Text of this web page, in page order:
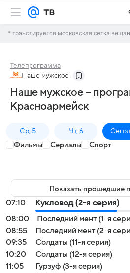
* транслируется московская сетка
Телепрограмма
Наше мужское
Наше мужское –
Красноармейск
Ср, 5 Чт, 6
Фильмы Сериалы Спорт
Показать прошедшие
07:10
Кукловод (2-я серия)
08:00
Последний мент (1-я
08:55
Последний мент (2-я
09:35
Солдаты (11-я серия)
10:20
Солдаты (12-я серия)
11:05
Гурзуф (3-я серия)